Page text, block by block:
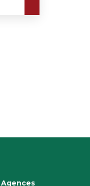
Agences